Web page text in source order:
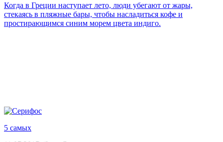
Когда в Греции наступает лето, люди убегают от жары,
стекаясь в пляжные бары, чтобы насладиться кофе и
простирающимся синим морем цвета индиго.
5 самых